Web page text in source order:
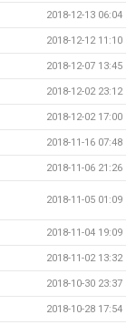
2018-12-13 06:04
2018-12-12 11:10
2018-12-07 13:45
2018-12-02 23:12
2018-12-02 17:00
2018-11-16 07:48
2018-11-06 21:26
2018-11-05 01:09
2018-11-04 19:09
2018-11-02 13:32
2018-10-30 23:37
2018-10-28 17:54